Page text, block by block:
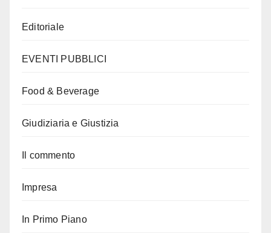
Editoriale
EVENTI PUBBLICI
Food & Beverage
Giudiziaria e Giustizia
Il commento
Impresa
In Primo Piano